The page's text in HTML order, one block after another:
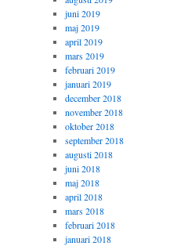
juni 2019
maj 2019
april 2019
mars 2019
februari 2019
januari 2019
december 2018
november 2018
oktober 2018
september 2018
augusti 2018
juni 2018
maj 2018
april 2018
mars 2018
februari 2018
januari 2018